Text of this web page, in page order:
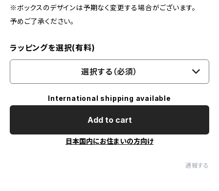
※ボックスのデザインは予期なく変更する場合がございます。
予めご了承ください。
ラッピングを選択(有料)
選択する（必須）
International shipping available
Add to cart
日本国内にお住まいの方向け
通報する